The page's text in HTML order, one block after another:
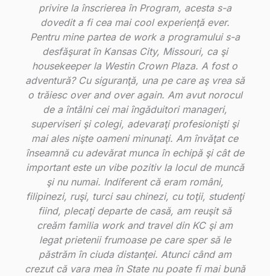
privire la înscrierea în Program, acesta s-a
dovedit a fi cea mai cool experienţă ever.
Pentru mine partea de work a programului s-a
desfăşurat în Kansas City, Missouri, ca şi
housekeeper la Westin Crown Plaza. A fost o
adventură? Cu siguranţă, una pe care aş vrea să
o trăiesc over and over again. Am avut norocul
de a întâlni cei mai îngăduitori manageri,
superviseri şi colegi, adevaraţi profesionişti şi
mai ales nişte oameni minunaţi. Am învăţat ce
înseamnă cu adevărat munca în echipă şi cât de
important este un vibe pozitiv la locul de muncă
şi nu numai. Indiferent că eram români,
filipinezi, ruşi, turci sau chinezi, cu toţii, studenţi
fiind, plecaţi departe de casă, am reuşit să
creăm familia work and travel din KC şi am
legat prietenii frumoase pe care sper să le
păstrăm în ciuda distanţei. Atunci când am
crezut că vara mea în State nu poate fi mai bună